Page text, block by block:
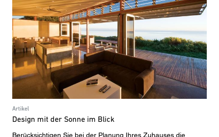
Artikel
Design mit der Sonne im Blick
Berücksichtigen Sie bei der Planung Ihres Zuhauses die